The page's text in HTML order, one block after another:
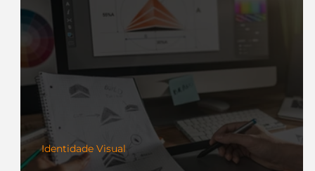
Identidade Visual